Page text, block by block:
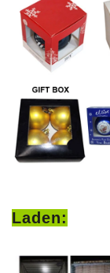
Laden: